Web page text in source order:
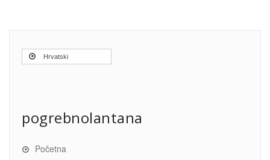
Hrvatski
pogrebnolantana
Početna